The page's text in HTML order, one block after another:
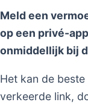
Meld een
op een privé-
onmiddellijk bij
Het kan de
verkeerde link,